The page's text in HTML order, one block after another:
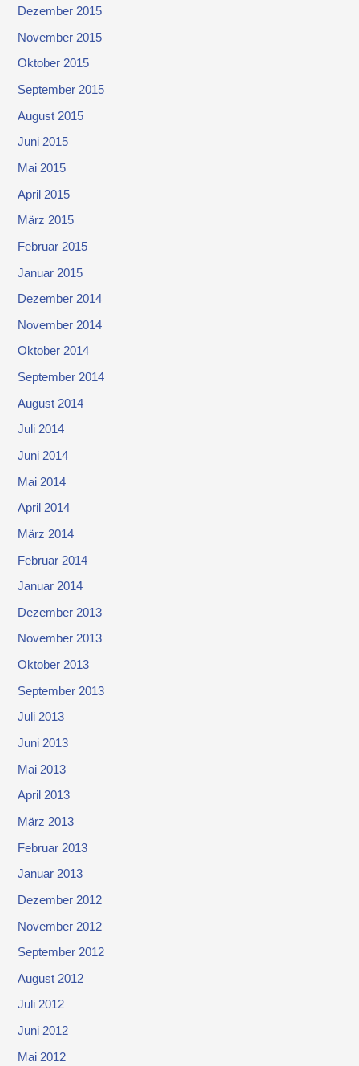
Dezember 2015
November 2015
Oktober 2015
September 2015
August 2015
Juni 2015
Mai 2015
April 2015
März 2015
Februar 2015
Januar 2015
Dezember 2014
November 2014
Oktober 2014
September 2014
August 2014
Juli 2014
Juni 2014
Mai 2014
April 2014
März 2014
Februar 2014
Januar 2014
Dezember 2013
November 2013
Oktober 2013
September 2013
Juli 2013
Juni 2013
Mai 2013
April 2013
März 2013
Februar 2013
Januar 2013
Dezember 2012
November 2012
September 2012
August 2012
Juli 2012
Juni 2012
Mai 2012